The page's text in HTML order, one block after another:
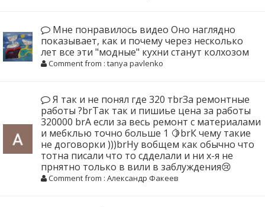
Мне понравилось видео Оно наглядно
показывает, как и почему через несколько
лет все эти "модные" кухни станут колхозом
Comment from : tanya pavlenko
Я так и не понял где 320 тbrЗа ремонтные
работы ?brТак так и пишиье цена за работы
320000 brА если за весь ремонт с материалами
и мебклью точно больше 1 🍋brК чему такие
не договорки )))brНу вобщем как обычно что
тотна писали что то сдделали и ни х-я не
прнятно только в вили в заблуждения😢
Comment from : Александр Факеев